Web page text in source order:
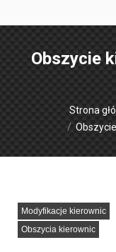
Obszycie
Jesteś tutaj:
Strona
Modyfikacje kierownic
Obszycia kierownic